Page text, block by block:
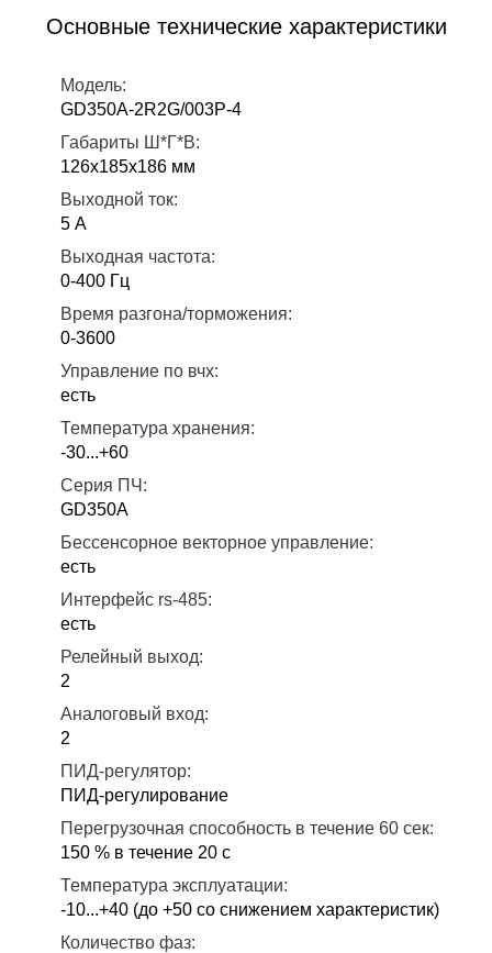
Основные технические характеристики
Модель:
GD350A-2R2G/003P-4
Габариты Ш*Г*В:
126х185х186 мм
Выходной ток:
5 А
Выходная частота:
0-400 Гц
Время разгона/торможения:
0-3600
Управление по вчх:
есть
Температура хранения:
-30...+60
Серия ПЧ:
GD350A
Бессенсорное векторное управление:
есть
Интерфейс rs-485:
есть
Релейный выход:
2
Аналоговый вход:
2
ПИД-регулятор:
ПИД-регулирование
Перегрузочная способность в течение 60 сек:
150 % в течение 20 с
Температура эксплуатации:
-10...+40 (до +50 со снижением характеристик)
Количество фаз: